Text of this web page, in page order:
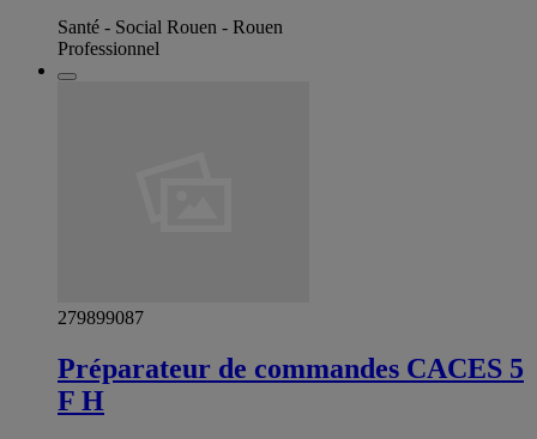
Santé - Social Rouen - Rouen
Professionnel
279899087
Préparateur de commandes CACES 5
F H